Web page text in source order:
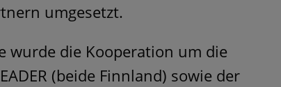
umgesetzt.
wurde die Kooperation um die
(beide Finnland) sowie der